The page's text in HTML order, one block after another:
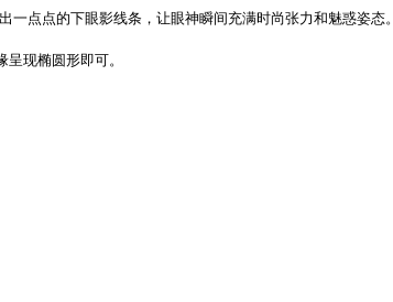
点点的下眼影线条，让眼神瞬间充满时尚张力和魅惑姿态。
现椭圆形即可。